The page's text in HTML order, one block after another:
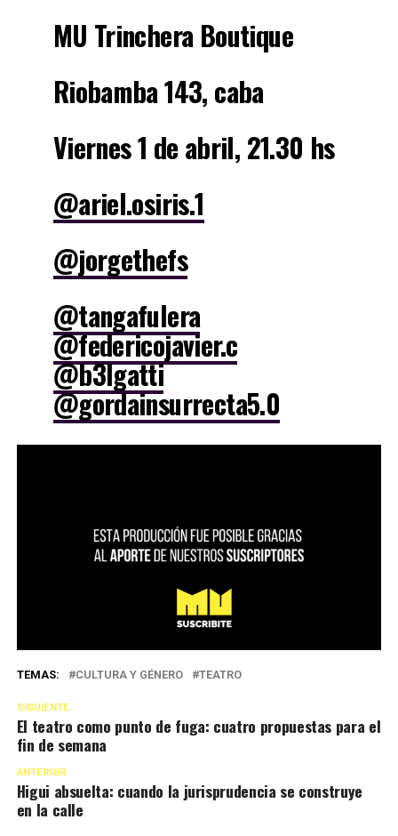
MU Trinchera Boutique
Riobamba 143, caba
Viernes 1 de abril, 21.30 hs
@ariel.osiris.1
@jorgethefs
@tangafulera
@federicojavier.c
@b3lgatti
@gordainsurrecta5.0
TEMAS: CULTURA Y GÉNERO TEATRO
SIGUIENTE
El teatro como punto de fuga: cuatro propuestas para el
fin de semana
ANTERIOR
Higui absuelta: cuando la jurisprudencia se construye
en la calle